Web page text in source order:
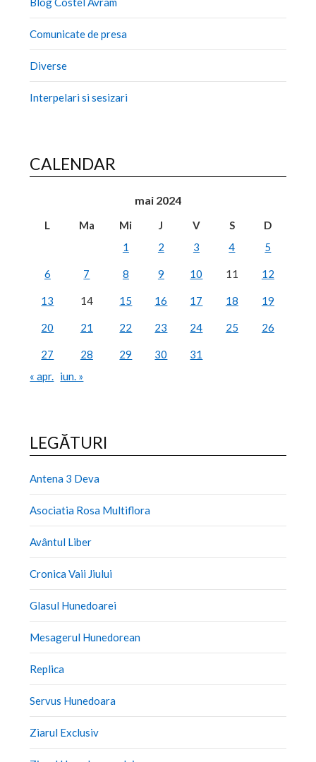
Comunicate de presa
Diverse
Interpelari si sesizari
CALENDAR
mai 2024
L Ma Mi J V S
D
1
2 3 4 5
6 7 8 9 10 11 12
13 14 15 16 17 18 19
20 21 22 23 24 25 26
27 28 29 30
31
« apr. iun. »
LEGĂTURI
Antena 3 Deva
Asociatia Rosa Multiflora
Avântul Liber
Cronica Vaii Jiului
Glasul Hunedoarei
Mesagerul Hunedorean
Replica
Servus Hunedoara
Ziarul Exclusiv